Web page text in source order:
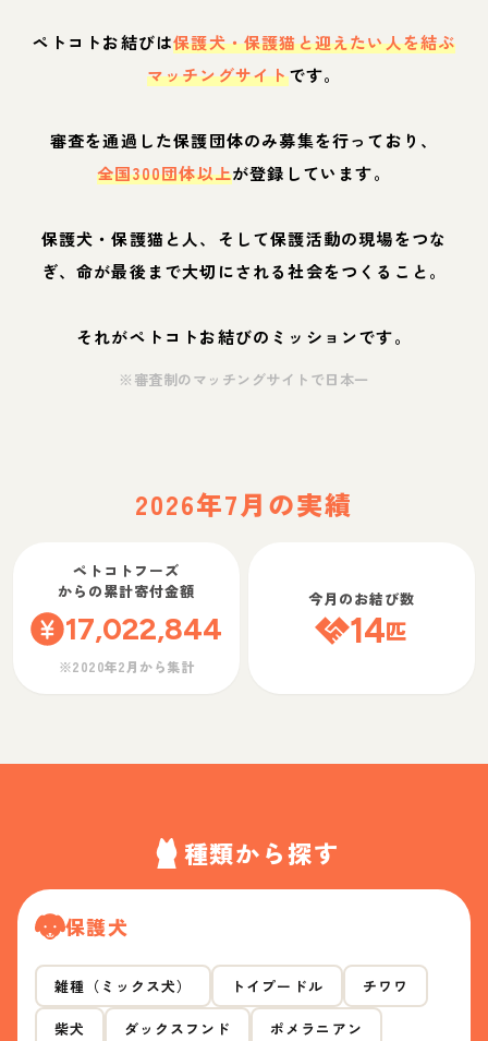
ペトコトお結びは保護犬・保護猫と迎えたい人を結ぶ
マッチングサイトです。
審査を通過した保護団体のみ募集を行っており、
全国300団体以上が登録しています。
保護犬・保護猫と人、そして保護活動の現場をつな
ぎ、命が最後まで大切にされる社会をつくること。
それがペトコトお結びのミッションです。
※審査制のマッチングサイトで日本一
2026年7月の実績
ペトコトフーズ
からの累計寄付金額
17,022,844
※2020年2月から集計
今月のお結び数
14匹
種類から探す
保護犬
雑種（ミックス犬） トイプードル チワワ
柴犬 ダックスフンド ポメラニアン